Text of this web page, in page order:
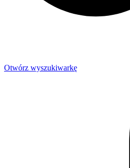
Otwórz wyszukiwarkę